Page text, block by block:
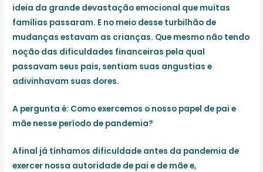
ideia da grande devastação emocional que muitas
famílias passaram. E no meio desse turbilhão de
mudanças estavam as crianças. Que mesmo não tendo
noção das dificuldades financeiras pela qual
passavam seus pais, sentiam suas angustias e
adivinhavam suas dores.
A pergunta é: Como exercemos o nosso papel de pai e
mãe nesse período de pandemia?
Afinal já tínhamos dificuldade antes da pandemia de
exercer nossa autoridade de pai e de mãe e,